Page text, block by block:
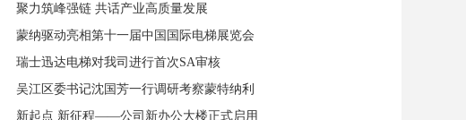
聚力筑峰强链 共话产业高质量发展
蒙纳驱动亮相第十一届中国国际电梯展览会
瑞士迅达电梯对我司进行首次SA审核
吴江区委书记沈国芳一行调研考察蒙特纳利
新起点 新征程——公司新办公大楼正式启用